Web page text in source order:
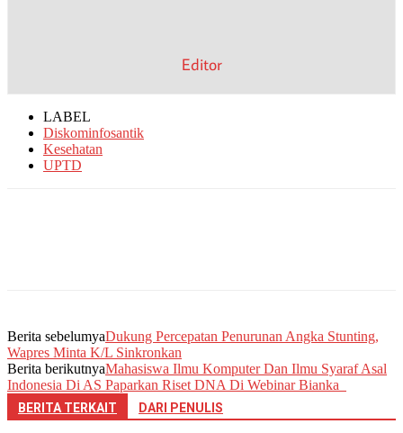
Editor
LABEL
Diskominfosantik
Kesehatan
UPTD
Berita sebelumyaDukung Percepatan Penurunan Angka Stunting,
Wapres Minta K/L Sinkronkan
Berita berikutnyaMahasiswa Ilmu Komputer Dan Ilmu Syaraf Asal
Indonesia Di AS Paparkan Riset DNA Di Webinar Bianka
BERITA TERKAIT DARI PENULIS